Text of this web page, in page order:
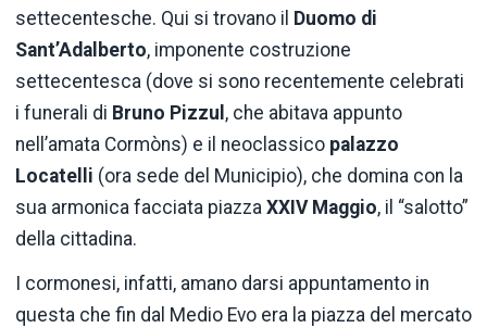
settecentesche. Qui si trovano il Duomo di
Sant’Adalberto, imponente costruzione
settecentesca (dove si sono recentemente celebrati
i funerali di Bruno Pizzul , che abitava appunto
nell’amata Cormòns) e il neoclassico palazzo
Locatelli (ora sede del Municipio), che domina con la
sua armonica facciata piazza XXIV Maggio, il “salotto”
della cittadina.
I cormonesi, infatti, amano darsi appuntamento in
questa che fin dal Medio Evo era la piazza del mercato